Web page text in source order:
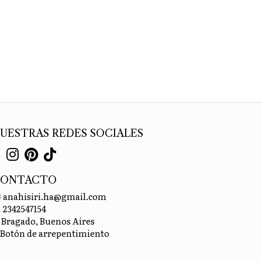
REDES SOCIALES
anahisiri.ha@gmail.com
2342547154
Bragado, Buenos Aires
de arrepentimiento